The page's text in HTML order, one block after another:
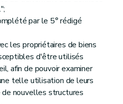
par le 5° rédigé
les propriétaires de biens
d'être utilisés
afin de pouvoir examiner
telle utilisation de leurs
nouvelles structures